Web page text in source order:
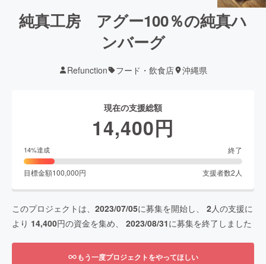
純真工房 アグー100％の純真ハ
ンバーグ
Refunction フード・飲食店 沖縄県
現在の支援総額
14,400円
14%達成 終了
目標金額100,000円 支援者数2 人
このプロジェクトは、 2023/07/05に募集を開始し、 2人の支援に
より 14,400円の資金を集め、 2023/08/31に募集を終了しました
もう一度プロジェクトをやってほしい